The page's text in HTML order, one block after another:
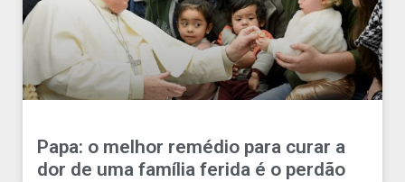
Papa: o melhor remédio para curar a
dor de uma família ferida é o perdão